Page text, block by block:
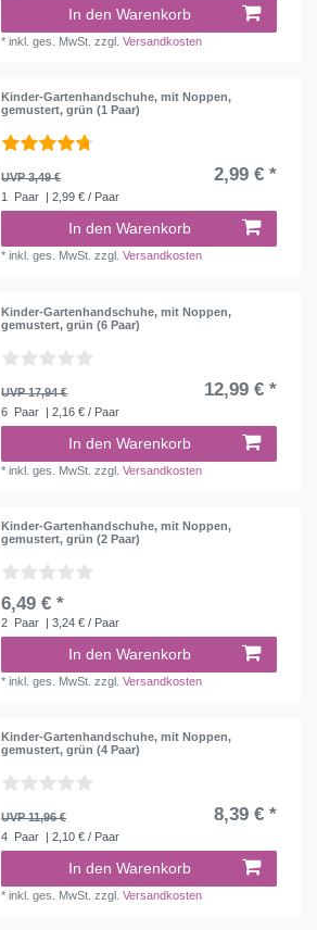
In den Warenkorb
*inkl. ges. MwSt. zzgl.Versandkosten
Kinder-Gartenhandschuhe, mit Noppen,
gemustert, grün (1 Paar)
UVP 3,49 € 2,99 € *
1 Paar | 2,99 € / Paar
In den Warenkorb
*inkl. ges. MwSt. zzgl.Versandkosten
Kinder-Gartenhandschuhe, mit Noppen,
gemustert, grün (6 Paar)
UVP 17,94 € 12,99 € *
6 Paar | 2,16 € / Paar
In den Warenkorb
*inkl. ges. MwSt. zzgl.Versandkosten
Kinder-Gartenhandschuhe, mit Noppen,
gemustert, grün (2 Paar)
6,49 € *
2 Paar | 3,24 € / Paar
In den Warenkorb
*inkl. ges. MwSt. zzgl.Versandkosten
Kinder-Gartenhandschuhe, mit Noppen,
gemustert, grün (4 Paar)
UVP 11,96 € 8,39 € *
4 Paar | 2,10 € / Paar
In den Warenkorb
*inkl. ges. MwSt. zzgl.Versandkosten